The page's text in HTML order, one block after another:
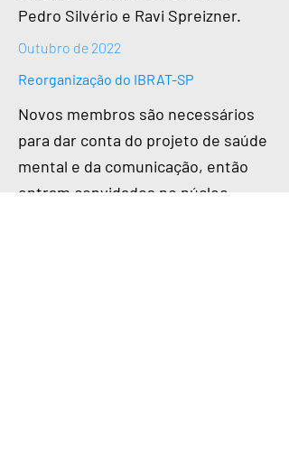
Pedro Silvério e Ravi Spreizner.
Outubro de 2022
Reorganização do IBRAT-SP
Novos membros são necessários
para dar conta do projeto de saúde
mental e da comunicação, então
entram convidados no núcleo